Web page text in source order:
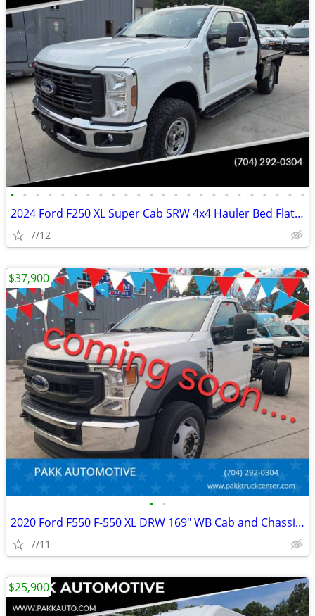
• • • • • • • • • • • • • • • • • • • • • • • •
2024 Ford F250 XL Super Cab SRW 4x4 Hauler Bed Flatbed Farm Work Truck
7/12
• •
2020 Ford F550 F-550 XL DRW 169" WB Cab and Chassis 4x4 Diesel
7/11
$37,900
$25,900